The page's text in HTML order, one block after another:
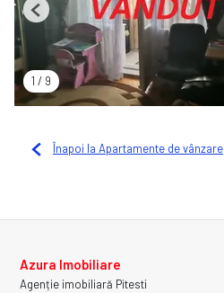
1 / 9
Previous
Înapoi la Apartamente de vânzare
Azura Imobiliare
Agenție imobiliară Pitesti